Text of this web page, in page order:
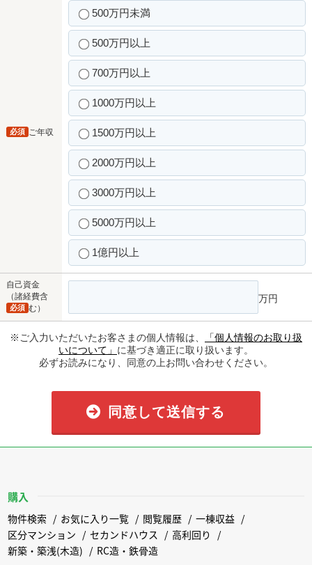
ご年収
必須
500万円未満
500万円以上
700万円以上
1000万円以上
1500万円以上
2000万円以上
3000万円以上
5000万円以上
1億円以上
自己資金
（諸経費含
む）
必須
万円
※ご入力いただいたお客さまの個人情報は、
「個人情報のお取り扱
いについて」 に基づき適正に取り扱います。
必ずお読みになり、同意の上お問い合わせください。
同意して送信する
購入
物件検索 お気に入り一覧 閲覧履歴
一棟収益
区分マンション
セカンドハウス
高利回り
新築・築浅(木造)
RC造・鉄骨造